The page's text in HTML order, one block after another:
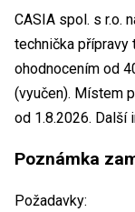
CASIA spol. s r.o.
technička přípravy
ohodnocením od
(vyučen). Místem
od 1.8.2026. Další
Poznámka
Požadavky: